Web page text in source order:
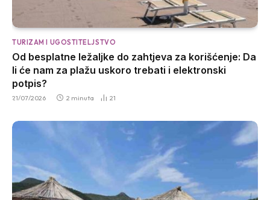
TURIZAM I UGOSTITELJSTVO
Od besplatne ležaljke do zahtjeva za korišćenje: Da
li će nam za plažu uskoro trebati i elektronski
potpis?
21/07/2026 2 minuta 21